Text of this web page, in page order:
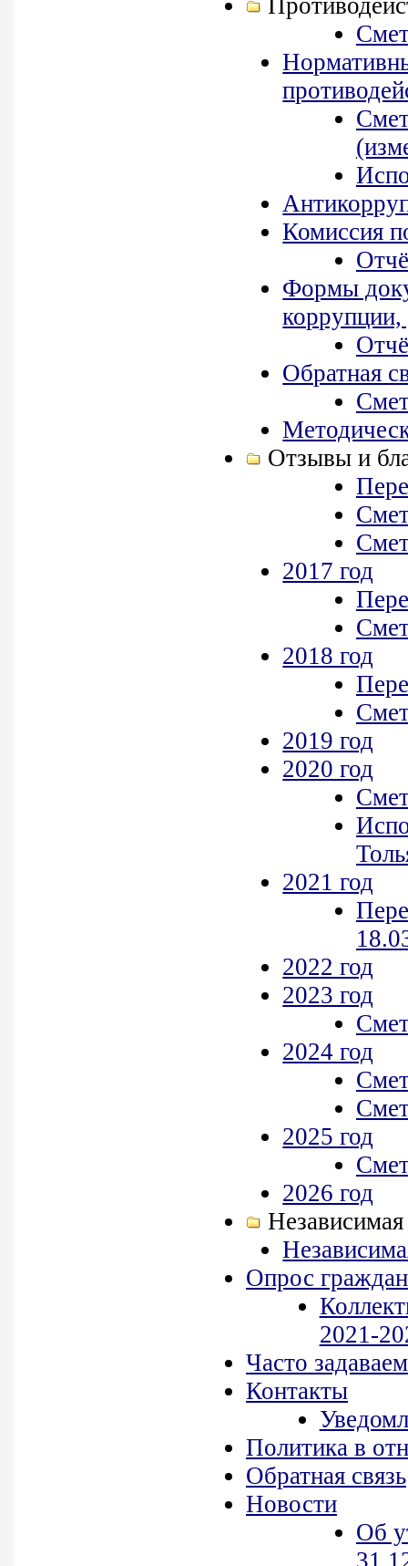
Комиссия
Формы
коррупции,
Обратная
Отзывы и
2017 год
2018 год
2019 год
2020 год
2021 год
2022 год
2023 год
2024 год
2025 год
2026 год
Независимая
Опрос граждан
2021-
Часто
Контакты
Политика в
Обратная связь
Новости
Об